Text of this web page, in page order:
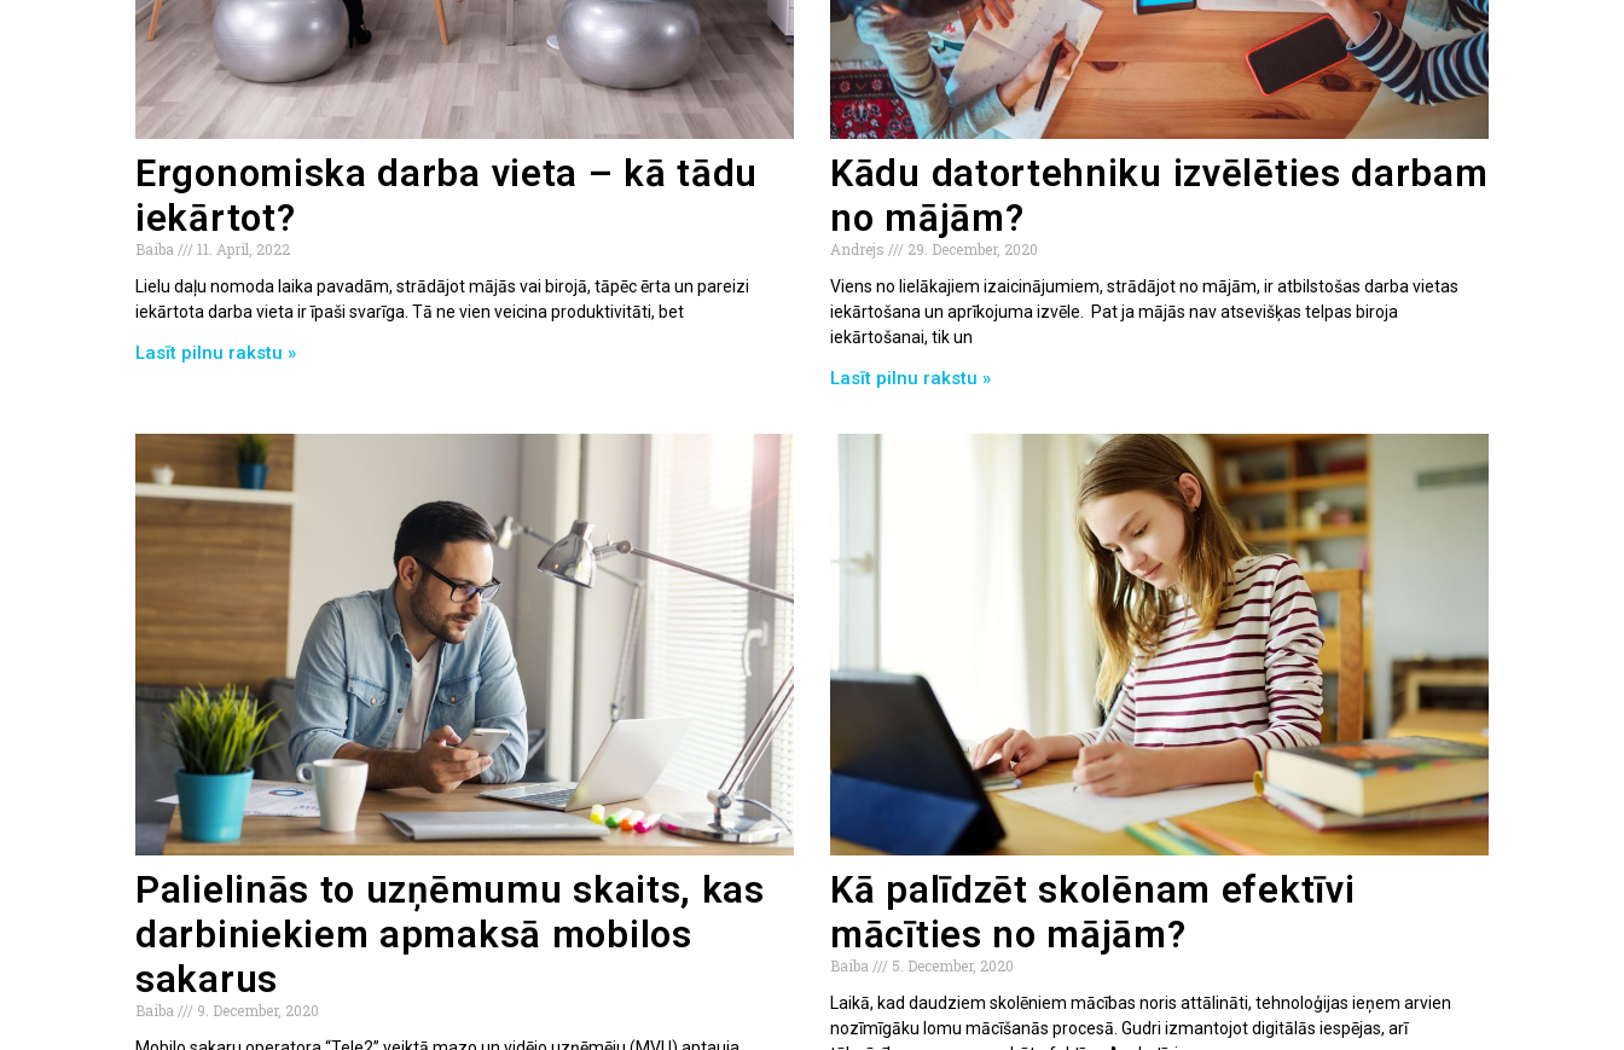
Ergonomiska darba vieta – kā tādu
iekārtot?
Baiba
11. April, 2022
Lielu daļu nomoda laika pavadām, strādājot mājās vai birojā, tāpēc ērta un pareizi
iekārtota darba vieta ir īpaši svarīga. Tā ne vien veicina produktivitāti, bet
Lasīt pilnu rakstu »
Kādu datortehniku izvēlēties darbam
no mājām?
Andrejs
29. December, 2020
Viens no lielākajiem izaicinājumiem, strādājot no mājām, ir atbilstošas darba vietas
iekārtošana un aprīkojuma izvēle. Pat ja mājās nav atsevišķas telpas biroja
iekārtošanai, tik un
Lasīt pilnu rakstu »
Palielinās to uzņēmumu skaits, kas
darbiniekiem apmaksā mobilos
sakarus
Baiba
9. December, 2020
Kā palīdzēt skolēnam efektīvi
mācīties no mājām?
Baiba
5. December, 2020
Laikā, kad daudziem skolēniem mācības noris attālināti, tehnoloģijas ieņem arvien
nozīmīgāku lomu mācīšanās procesā. Gudri izmantojot digitālās iespējas, arī